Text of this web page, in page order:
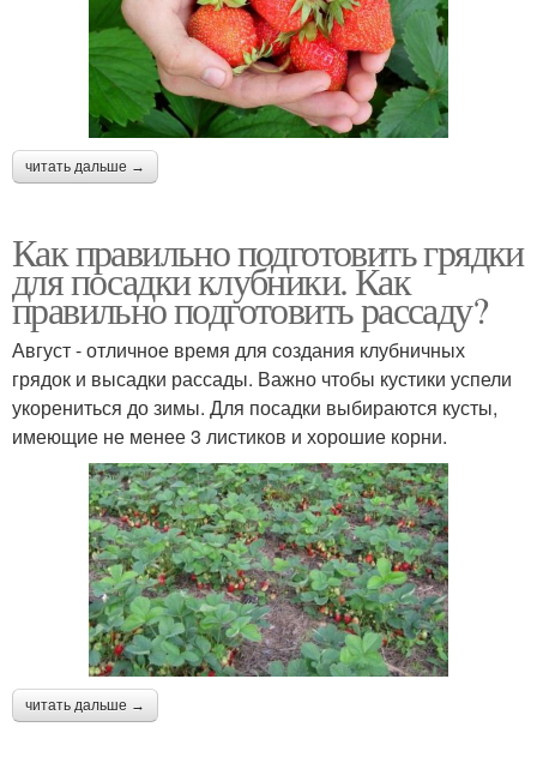
читать дальше →
Как правильно подготовить грядки
для посадки клубники. Как
правильно подготовить рассаду?
Август - отличное время для создания клубничных
грядок и высадки рассады. Важно чтобы кустики успели
укорениться до зимы. Для посадки выбираются кусты,
имеющие не менее 3 листиков и хорошие корни.
читать дальше →